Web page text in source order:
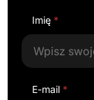
Imię *
E-mail *